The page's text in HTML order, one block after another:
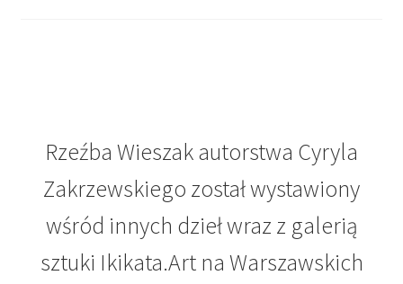
Rzeźba Wieszak autorstwa Cyryla
Zakrzewskiego został wystawiony
wśród innych dzieł wraz z galerią
sztuki Ikikata.Art na Warszawskich